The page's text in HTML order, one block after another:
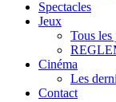
Spectacles
Jeux
Tous les
Cinéma
Les
Contact